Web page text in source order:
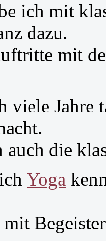
ich mit
dazu.
mit
viele Jahre
die
Yoga
mit